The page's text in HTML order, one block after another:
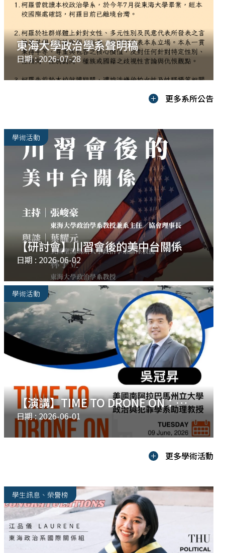
東海大學政治學系聲明稿
日期 : 2026-07-28
更多系所公告
學術活動
【研討會】川習會後的美中台關係
日期 : 2026-06-02
學術活動
【演講】TIME TO DRONE ON：
Explaining Public Support for
Drone Warfare
日期 : 2026-06-01
更多學術活動
學生訊息 、 榮譽榜